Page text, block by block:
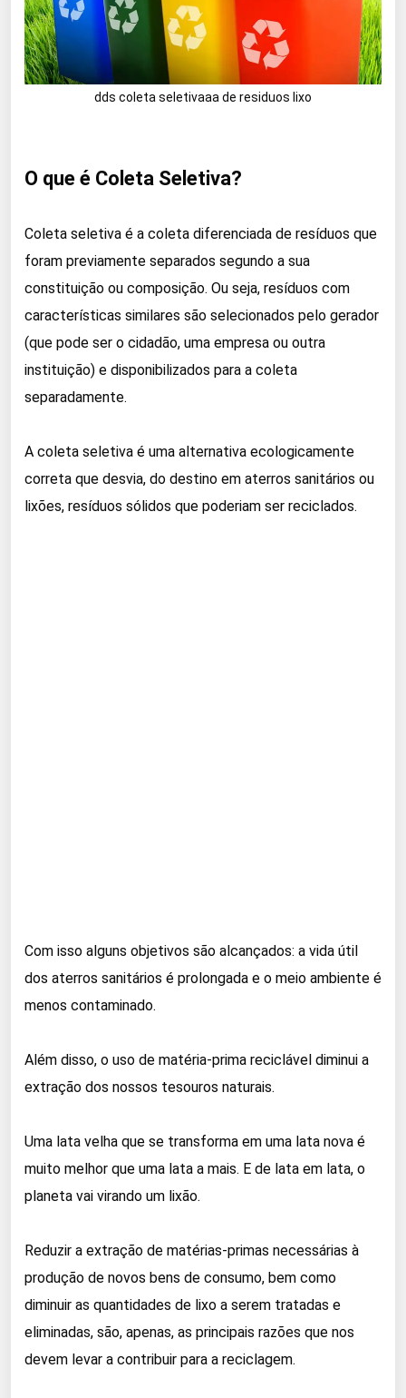
dds coleta seletivaaa de residuos lixo
O que é Coleta Seletiva?
Coleta seletiva é a coleta diferenciada de resíduos que
foram previamente separados segundo a sua
constituição ou composição. Ou seja, resíduos com
características similares são selecionados pelo gerador
(que pode ser o cidadão, uma empresa ou outra
instituição) e disponibilizados para a coleta
separadamente.
A coleta seletiva é uma alternativa ecologicamente
correta que desvia, do destino em aterros sanitários ou
lixões, resíduos sólidos que poderiam ser reciclados.
Com isso alguns objetivos são alcançados: a vida útil
dos aterros sanitários é prolongada e o meio ambiente é
menos contaminado.
Além disso, o uso de matéria-prima reciclável diminui a
extração dos nossos tesouros naturais.
Uma lata velha que se transforma em uma lata nova é
muito melhor que uma lata a mais. E de lata em lata, o
planeta vai virando um lixão.
Reduzir a extração de matérias-primas necessárias à
produção de novos bens de consumo, bem como
diminuir as quantidades de lixo a serem tratadas e
eliminadas, são, apenas, as principais razões que nos
devem levar a contribuir para a reciclagem.